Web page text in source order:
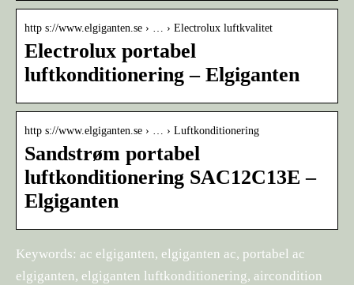
http s://www.elgiganten.se › … › Electrolux luftkvalitet
Electrolux portabel
luftkonditionering – Elgiganten
http s://www.elgiganten.se › … › Luftkonditionering
Sandstrøm portabel
luftkonditionering SAC12C13E –
Elgiganten
Keywords: ac elgiganten, elgiganten ac, portabel ac
elgiganten, elgiganten luftkonditionering, aircondition